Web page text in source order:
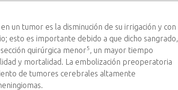
un tumor es la disminución de su irrigación y con
esto es importante debido a que dicho sangrado,
quirúrgica menor5, un mayor tiempo
y mortalidad. La embolización preoperatoria
de tumores cerebrales altamente